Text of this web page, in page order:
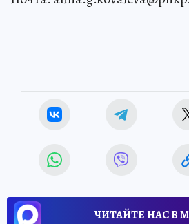
ЧИТАЙТЕ НАС В